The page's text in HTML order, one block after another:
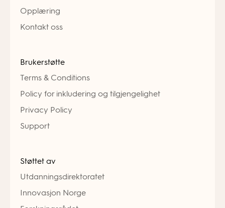
Opplæring
Kontakt oss
Brukerstøtte
Terms & Conditions
Policy for inkludering og tilgjengelighet
Privacy Policy
Support
Støttet av
Utdanningsdirektoratet
Innovasjon Norge